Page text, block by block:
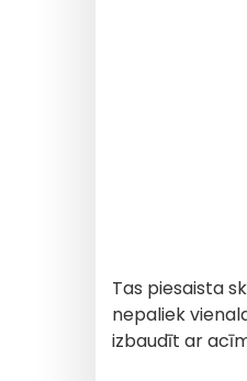
Tas piesaista
nepaliek
izbaudīt ar